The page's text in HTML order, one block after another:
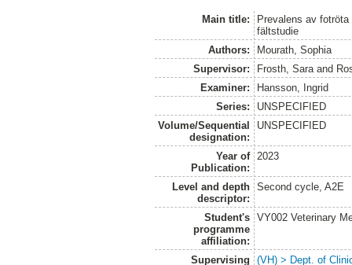
Main title:
Prevalens av
fältstudie
Authors:
Mourath, Sophia
Supervisor:
Frosth, Saraand
Examiner:
Hansson, Ingrid
Series:
UNSPECIFIED
Volume/Sequential
designation:
UNSPECIFIED
Year of
Publication:
2023
Level and depth
descriptor:
Second cycle, A2E
Student's
programme
affiliation:
VY002 Veterinary
Supervising
(VH) > Dept. of